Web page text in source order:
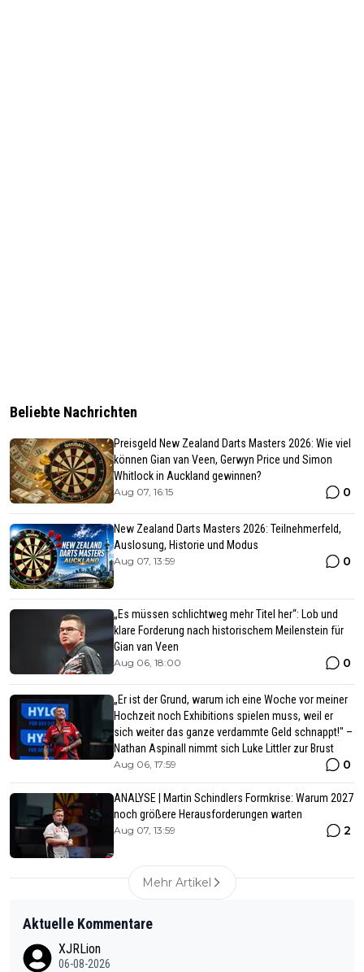
Beliebte Nachrichten
Preisgeld New Zealand Darts Masters 2026: Wie viel
können Gian van Veen, Gerwyn Price und Simon
Whitlock in Auckland gewinnen?
Aug 07, 16:15 0
New Zealand Darts Masters 2026: Teilnehmerfeld,
Auslosung, Historie und Modus
Aug 07, 13:59 0
„Es müssen schlichtweg mehr Titel her“: Lob und
klare Forderung nach historischem Meilenstein für
Gian van Veen
Aug 06, 18:00 0
„Er ist der Grund, warum ich eine Woche vor meiner
Hochzeit noch Exhibitions spielen muss, weil er
sich weiter das ganze verdammte Geld schnappt!" –
Nathan Aspinall nimmt sich Luke Littler zur Brust
Aug 06, 17:59 0
ANALYSE | Martin Schindlers Formkrise: Warum 2027
noch größere Herausforderungen warten
Aug 07, 13:59 2
Mehr Artikel
Aktuelle Kommentare
XJRLion
06-08-2026